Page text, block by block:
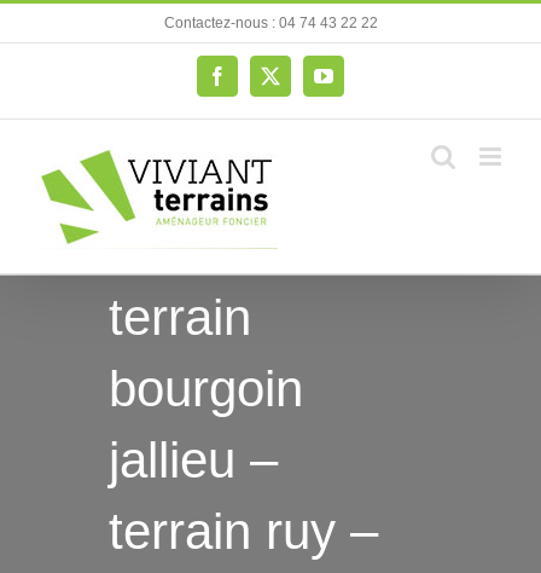
au
Contactez-nous : 04 74 43 22 22
Facebook
X YouTube
terrain
bourgoin
jallieu –
terrain ruy –